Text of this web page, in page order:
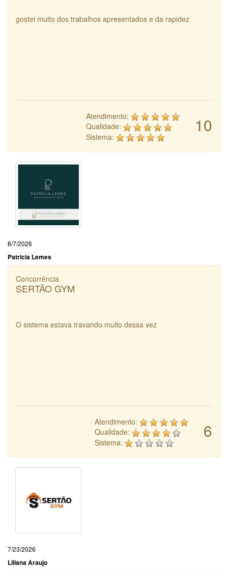
gostei muito dos trabalhos apresentados e da rapidez
10
Atendimento:
Qualidade:
Sistema:
8/7/2026
Patricia Lemes
Concorrência
SERTÃO GYM
O sistema estava travando muito dessa vez
6
Atendimento:
Qualidade:
Sistema:
7/23/2026
Liliana Araujo